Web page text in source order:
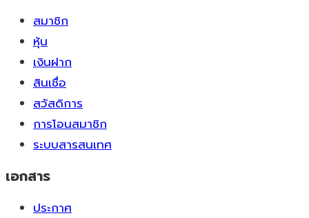
สมาชิก
หุ้น
เงินฝาก
สินเชื่อ
สวัสดิการ
การโอนสมาชิก
ระบบสารสนเทศ
เอกสาร
ประกาศ